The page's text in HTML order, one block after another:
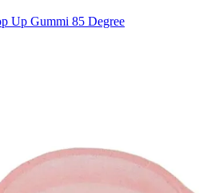
Up Gummi 85 Degree